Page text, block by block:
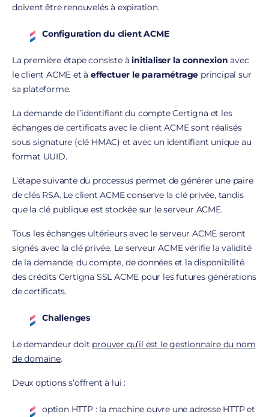
doivent être renouvelés à expiration.
Configuration du client ACME
La première étape consiste àinitialiser la connexion avec
le client ACME et àeffectuer le paramétrage principal sur
sa plateforme.
La demande de l’identifiant du compte Certigna et les
échanges de certificats avec le client ACME sont réalisés
sous signature (clé HMAC) et avec un identifiant unique au
format UUID.
L’étape suivante du processus permet de générer une paire
de clés RSA. Le client ACME conserve la clé privée, tandis
que la clé publique est stockée sur le serveur ACME.
Tous les échanges ultérieurs avec le serveur ACME seront
signés avec la clé privée. Le serveur ACME vérifie la validité
de la demande, du compte, de données et la disponibilité
des crédits Certigna SSL ACME pour les futures générations
de certificats.
Challenges
Le demandeur doit prouver qu’il est le gestionnaire du nom
de domaine.
Deux options s’offrent à lui :
option HTTP : la machine ouvre une adresse HTTP et